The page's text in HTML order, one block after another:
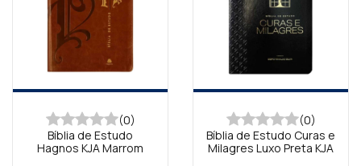
(0)
Bíblia de Estudo
Hagnos KJA Marrom
(0)
Bíblia de Estudo Curas e
Milagres Luxo Preta KJA